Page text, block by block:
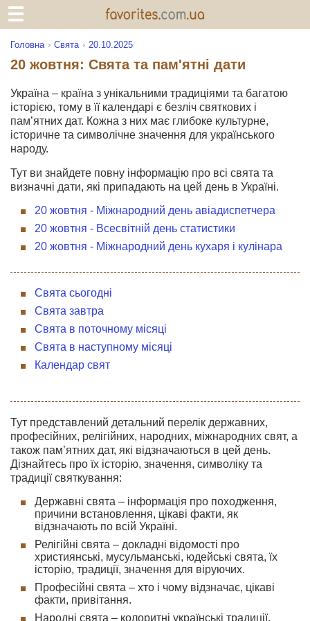
Головна Свята 20.10.2025
20 жовтня: Свята та пам'ятні дати
Україна – країна з унікальними традиціями та багатою
історією, тому в її календарі є безліч святкових і
пам’ятних дат. Кожна з них має глибоке культурне,
історичне та символічне значення для українського
народу.
Тут ви знайдете повну інформацію про всі свята та
визначні дати, які припадають на цей день в Україні.
20 жовтня - Міжнародний день авіадиспетчера
20 жовтня - Всесвітній день статистики
20 жовтня - Міжнародний день кухаря і кулінара
Свята сьогодні
Свята завтра
Свята в поточному місяці
Свята в наступному місяці
Календар свят
Тут представлений детальний перелік державних,
професійних, релігійних, народних, міжнародних свят, а
також пам’ятних дат, які відзначаються в цей день.
Дізнайтесь про їх історію, значення, символіку та
традиції святкування:
Державні свята – інформація про походження,
причини встановлення, цікаві факти, як
відзначають по всій Україні.
Релігійні свята – докладні відомості про
християнські, мусульманські, юдейські свята, їх
історію, традиції, значення для віруючих.
Професійні свята – хто і чому відзначає, цікаві
факти, привітання.
Народні свята – колоритні українські традиції,